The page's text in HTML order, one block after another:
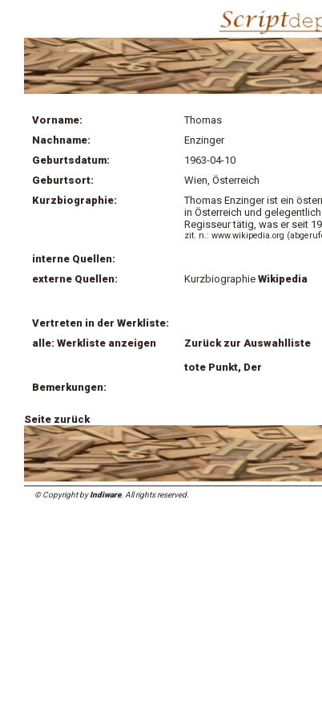
Vorname:
Thomas
Nachname:
Enzinger
Geburtsdatum:
1963-04-10
Geburtsort:
Wien, Österreich
Kurzbiographie:
Thomas Enzinger ist ein
in Österreich und
Regisseur tätig, was er seit
zit. n.: www.wikipedia.org
interne Quellen:
externe Quellen:
Kurzbiographie Wikipedia
Vertreten in der Werkliste:
alle: Werkliste anzeigen
Zurück zur Auswahlliste
tote Punkt, Der
Bemerkungen:
Seite zurück
© Copyright byIndiware. All rights reserved.